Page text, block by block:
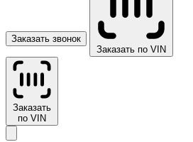
Заказать звонок
Заказать по VIN
Заказать
по VIN